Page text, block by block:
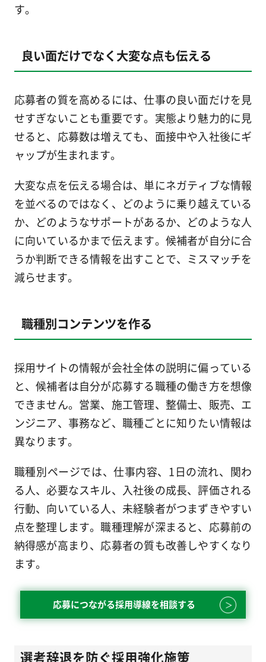
す。
良い面だけでなく大変な点も伝える
応募者の質を高めるには、仕事の良い面だけを見
せすぎないことも重要です。実態より魅力的に見
せると、応募数は増えても、面接中や入社後にギ
ャップが生まれます。
大変な点を伝える場合は、単にネガティブな情報
を並べるのではなく、どのように乗り越えている
か、どのようなサポートがあるか、どのような人
に向いているかまで伝えます。候補者が自分に合
うか判断できる情報を出すことで、ミスマッチを
減らせます。
職種別コンテンツを作る
採用サイトの情報が会社全体の説明に偏っている
と、候補者は自分が応募する職種の働き方を想像
できません。営業、施工管理、整備士、販売、エ
ンジニア、事務など、職種ごとに知りたい情報は
異なります。
職種別ページでは、仕事内容、1日の流れ、関わ
る人、必要なスキル、入社後の成長、評価される
行動、向いている人、未経験者がつまずきやすい
点を整理します。職種理解が深まると、応募前の
納得感が高まり、応募者の質も改善しやすくなり
ます。
応募につながる採用導線を相談する
選考辞退を防ぐ採用強化施策